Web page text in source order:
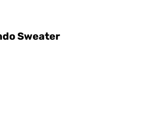
Sweater